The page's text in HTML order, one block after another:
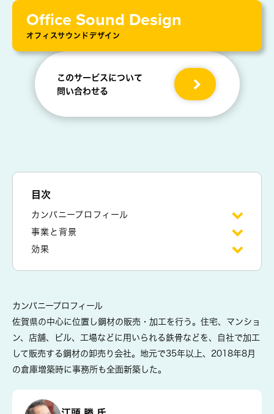
Office Sound Design
オフィスサウンドデザイン
このサービスについて
問い合わせる
目次
カンパニープロフィール
事業と背景
効果
カンパニープロフィール
佐賀県の中心に位置し鋼材の販売・加工を行う。住宅、マンショ
ン、店舗、ビル、工場などに用いられる鉄骨などを、自社で加工
して販売する鋼材の卸売り会社。地元で35年以上、2018年8月
の倉庫増築時に事務所も全面新築した。